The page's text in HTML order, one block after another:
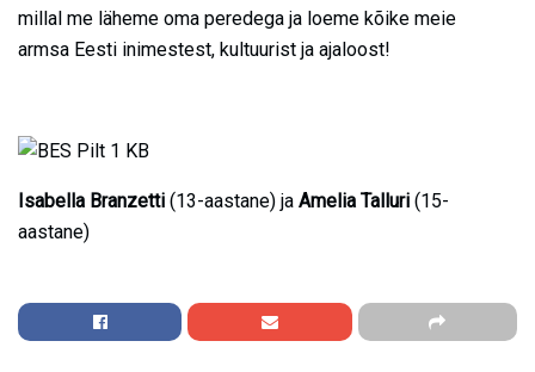
millal me läheme oma peredega ja loeme kõike meie
armsa Eesti inimestest, kultuurist ja ajaloost!
Isabella Branzetti (13-aastane) ja Amelia Talluri (15-
aastane)